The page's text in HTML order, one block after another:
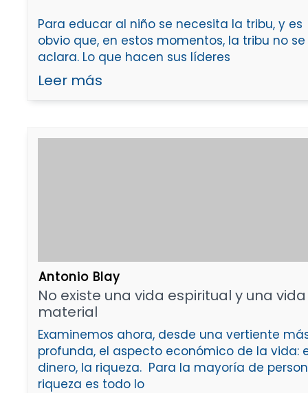
Para educar al niño se necesita la tribu, y es
obvio que, en estos momentos, la tribu no se
aclara. Lo que hacen sus líderes
Leer más
Antonio Blay
No existe una vida espiritual y una vida
material
Examinemos ahora, desde una vertiente
profunda, el aspecto económico de la vida:
dinero, la riqueza. Para la mayoría de
riqueza es todo lo